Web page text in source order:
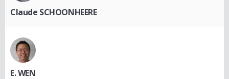
Claude SCHOONHEERE
E. WEN